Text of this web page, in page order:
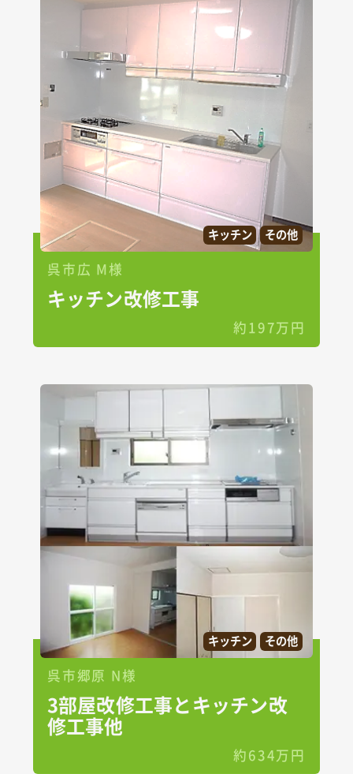
キッチン その他
呉市広 M様
キッチン改修工事
約197万円
キッチン その他
呉市郷原 N様
3部屋改修工事とキッチン改
修工事他
約634万円